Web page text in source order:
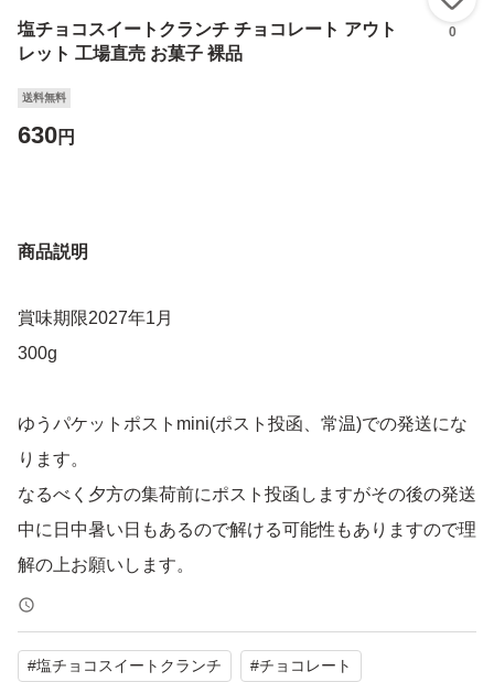
塩チョコスイートクランチ チョコレート アウト
レット 工場直売 お菓子 裸品
0
送料無料
630円
商品説明
賞味期限2027年1月
300g
ゆうパケットポストmini(ポスト投函、常温)での発送にな
ります。
なるべく夕方の集荷前にポスト投函しますがその後の発送
中に日中暑い日もあるので解ける可能性もありますので理
解の上お願いします。
厚みがギリギリのため緩衝材なしで専用封筒に入れる梱包
になります。
アウトレット品ですが輸送中にも割れ等が発生することが
#塩チョコスイートクランチ #チョコレート